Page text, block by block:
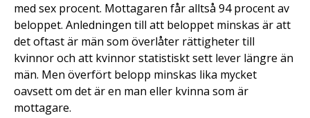
med sex procent. Mottagaren får alltså 94 procent av
beloppet. Anledningen till att beloppet minskas är att
det oftast är män som överlåter rättigheter till
kvinnor och att kvinnor statistiskt sett lever längre än
män. Men överfört belopp minskas lika mycket
oavsett om det är en man eller kvinna som är
mottagare.